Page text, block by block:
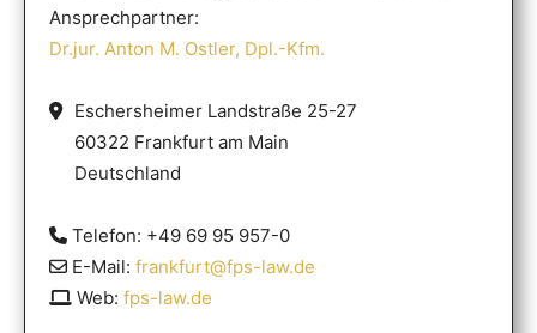
Ansprechpartner:
Dr.jur. Anton M. Ostler, Dpl.-Kfm.
Eschersheimer Landstraße 25-27
60322 Frankfurt am Main
Deutschland
Telefon: +49 69 95 957-0
E-Mail: frankfurt@fps-law.de
Web: fps-law.de